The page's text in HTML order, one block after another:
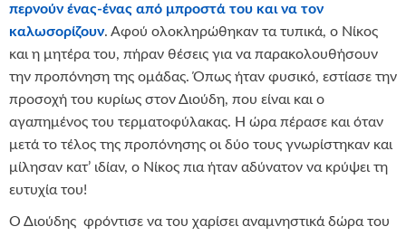
περνούν ένας-ένας από μπροστά του και να τον
καλωσορίζουν. Αφού ολοκληρώθηκαν τα τυπικά, ο Νίκος
και η μητέρα του, πήραν θέσεις για να παρακολουθήσουν
την προπόνηση της ομάδας. Όπως ήταν φυσικό, εστίασε την
προσοχή του κυρίως στον Διούδη, που είναι και ο
αγαπημένος του τερματοφύλακας. Η ώρα πέρασε και όταν
μετά το τέλος της προπόνησης οι δύο τους γνωρίστηκαν και
μίλησαν κατ’ ιδίαν, ο Νίκος πια ήταν αδύνατον να κρύψει τη
ευτυχία του!
Ο Διούδης φρόντισε να του χαρίσει αναμνηστικά δώρα του